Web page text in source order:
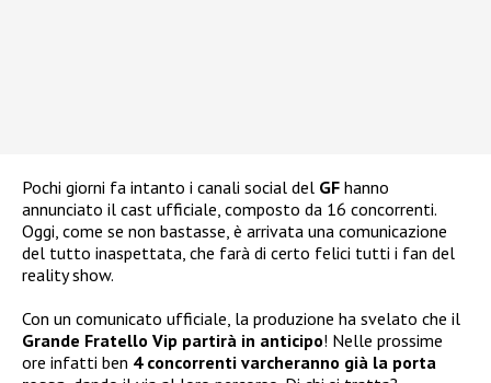
Pochi giorni fa intanto i canali social del GF hanno
annunciato il cast ufficiale, composto da 16 concorrenti.
Oggi, come se non bastasse, è arrivata una comunicazione
del tutto inaspettata, che farà di certo felici tutti i fan del
reality show.
Con un comunicato ufficiale, la produzione ha svelato che il
Grande Fratello Vip partirà in anticipo! Nelle prossime
ore infatti ben 4 concorrenti varcheranno già la porta